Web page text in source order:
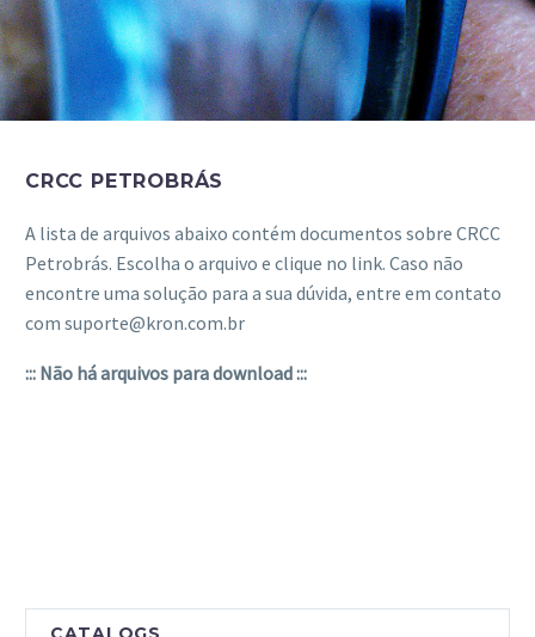
CRCC PETROBRÁS
A lista de arquivos abaixo contém documentos sobre CRCC
Petrobrás. Escolha o arquivo e clique no link. Caso não
encontre uma solução para a sua dúvida, entre em contato
com suporte@kron.com.br
::: Não há arquivos para download :::